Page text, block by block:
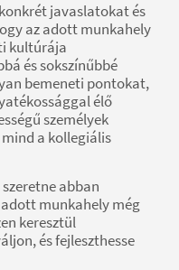
javaslatokat és
az adott munkahely
kultúrája
és sokszínűbbé
bemeneti pontokat,
élő
személyek
a kollegiális
abban
munkahely még
keresztül
és fejleszthesse